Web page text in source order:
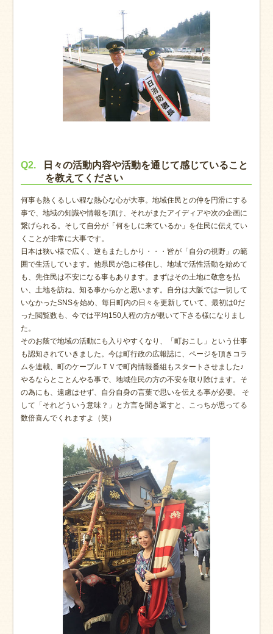
Q2.
日々の活動内容や活動を通じて感じていること
を教えてください
何事も熱くるしい程な熱心な心が大事。地域住民との仲を円滑にする
事で、地域の知識や情報を頂け、それがまたアイディアや次の企画に
繋げられる。そして自分が「何をしに来ているか」を住民に伝えてい
くことが非常に大事です。
日本は狭い様で広く、逆もまたしかり・・・皆が「自分の視野」の範
囲で生活しています。他県民が急に移住し、地域で活性活動を始めて
も、先住民は不安になる事もあります。まずはその土地に敬意を払
い、土地を訪ね、知る事からかと思います。自分は大阪では一切して
いなかったSNSを始め、毎日町内の日々を更新していて、最初は0だ
った閲覧数も、今では平均150人程の方が覗いて下さる様になりまし
た。
そのお蔭で地域の活動にも入りやすくなり、「町おこし」という仕事
も認知されていきました。今は町行政の広報誌に、ページを頂きコラ
ムを連載、町のケーブルＴＶで町内情報番組もスタートさせました♪
やるならとことんやる事で、地域住民の方の不安を取り除けます。そ
の為にも、遠慮はせず、自分自身の言葉で思いを伝える事が必要。 そ
して「それどういう意味？」と方言を聞き返すと、こっちが思ってる
数倍喜んでくれますよ（笑）